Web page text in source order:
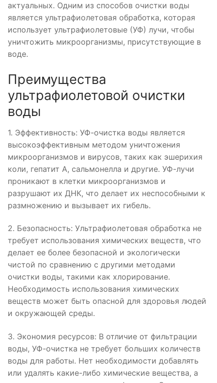
актуальных. Одним из способов очистки воды
является ультрафиолетовая обработка, которая
использует ультрафиолетовые (УФ) лучи, чтобы
уничтожить микроорганизмы, присутствующие в
воде.
Преимущества
ультрафиолетовой очистки
воды
1. Эффективность: УФ-очистка воды является
высокоэффективным методом уничтожения
микроорганизмов и вирусов, таких как эшерихия
коли, гепатит А, сальмонелла и другие. УФ-лучи
проникают в клетки микроорганизмов и
разрушают их ДНК, что делает их неспособными к
размножению и вызывает их гибель.
2. Безопасность: Ультрафиолетовая обработка не
требует использования химических веществ, что
делает ее более безопасной и экологически
чистой по сравнению с другими методами
очистки воды, такими как хлорирование.
Необходимость использования химических
веществ может быть опасной для здоровья людей
и окружающей среды.
3. Экономия ресурсов: В отличие от фильтрации
воды, УФ-очистка не требует больших количеств
воды для работы. Нет необходимости добавлять
или удалять какие-либо химические вещества, а